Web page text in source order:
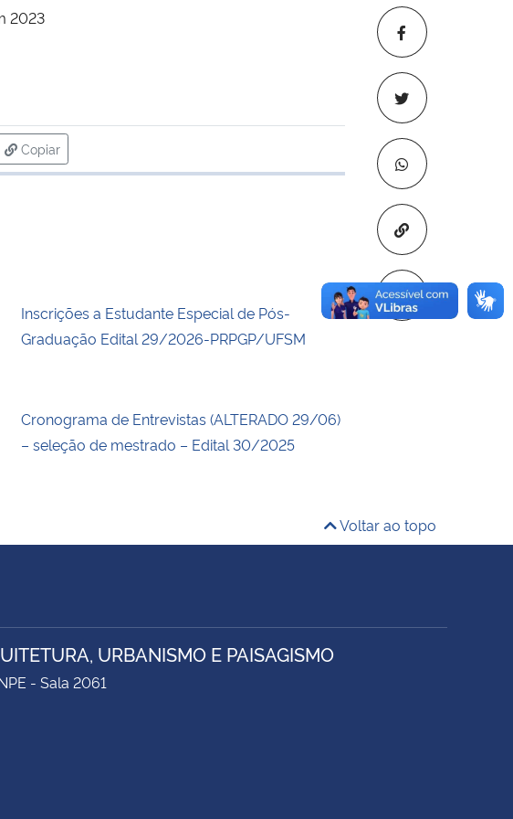
Copiar para
2023
Copiar
para área de transferência
Inscrições a Estudante Especial de Pós-
Graduação Edital 29/2026-PRPGP/UFSM
Cronograma de Entrevistas (ALTERADO 29/06)
– seleção de mestrado – Edital 30/2025
Voltar ao topo
URBANISMO E PAISAGISMO
- Sala 2061